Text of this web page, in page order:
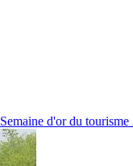
Semaine d'or du